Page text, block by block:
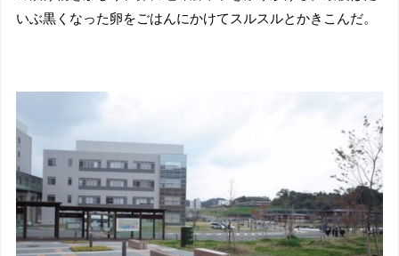
いぶ黒くなった卵をごはんにかけてスルスルとかきこんだ。